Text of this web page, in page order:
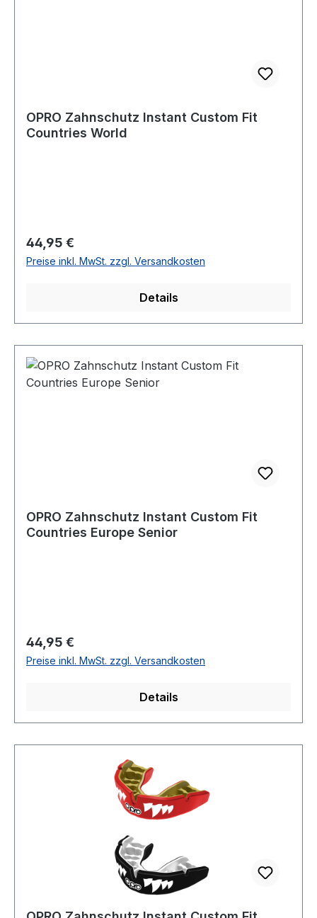
OPRO Zahnschutz Instant Custom Fit
Countries World
Regulärer Preis:
44,95 €
Preise inkl. MwSt. zzgl. Versandkosten
Details
OPRO Zahnschutz Instant Custom Fit
Countries Europe Senior
Regulärer Preis:
44,95 €
Preise inkl. MwSt. zzgl. Versandkosten
Details